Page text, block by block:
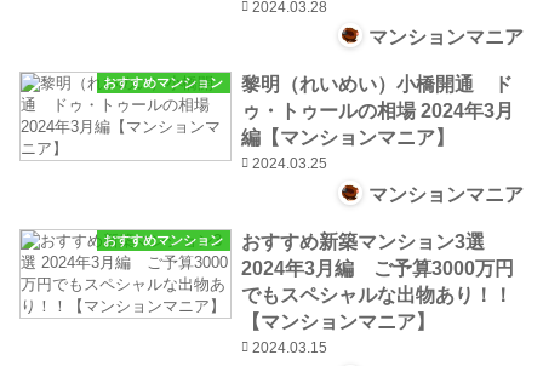
2024.03.28
マンションマニア
おすすめマンション
黎明（れいめい）小橋開通 ド
ゥ・トゥールの相場 2024年3月
編【マンションマニア】
2024.03.25
マンションマニア
おすすめマンション
おすすめ新築マンション3選
2024年3月編 ご予算3000万円
でもスペシャルな出物あり！！
【マンションマニア】
2024.03.15